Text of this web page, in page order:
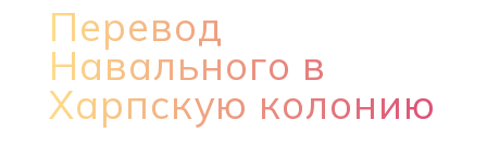
Перевод
Навального в
Харпскую колонию